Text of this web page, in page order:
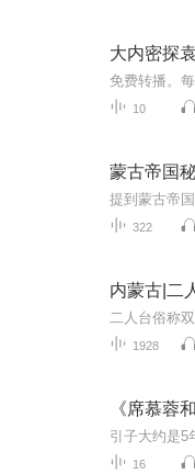
大内密探
10
322
内蒙古|二
1928
《席慕蓉
16